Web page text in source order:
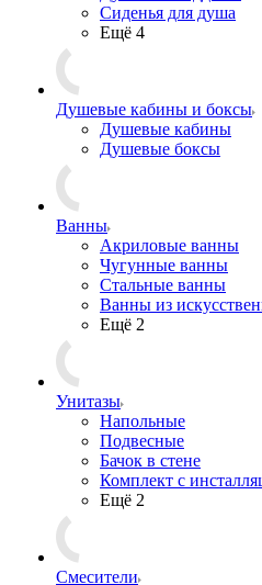
Сиденья для душа
Ещё 4
Душевые кабины и боксы
Душевые кабины
Душевые боксы
Ванны
Акриловые ванны
Чугунные ванны
Стальные ванны
Ванны из
Ещё 2
Унитазы
Напольные
Подвесные
Бачок в стене
Комплект с
Ещё 2
Смесители